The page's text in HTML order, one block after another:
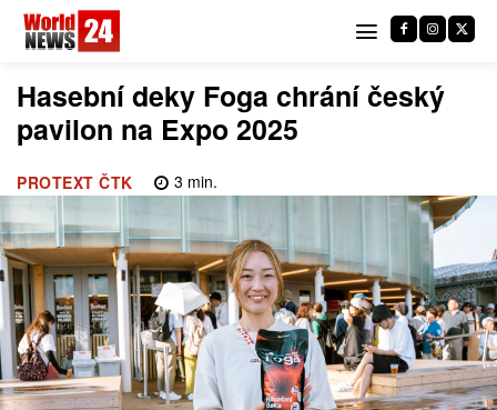
Hasební deky Foga chrání český
pavilon na Expo 2025
PROTEXT ČTK 3 min.